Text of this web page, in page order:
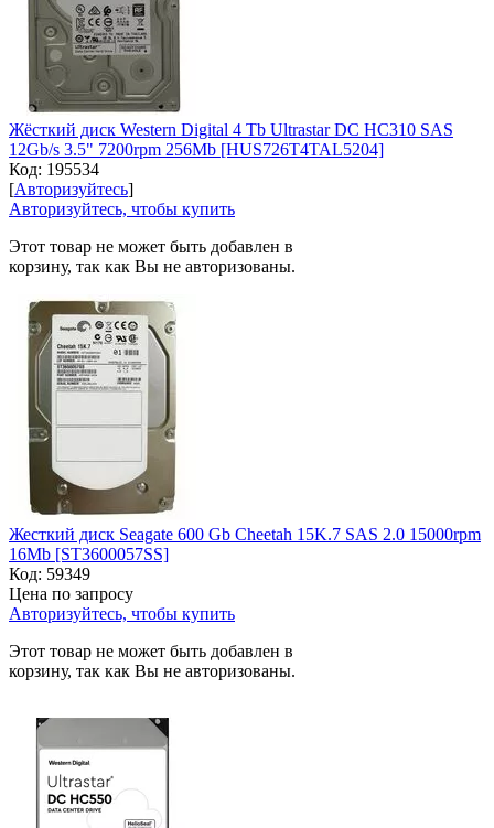
Жёсткий диск Western Digital 4 Tb Ultrastar DC HC310 SAS
12Gb/s 3.5" 7200rpm 256Mb [HUS726T4TAL5204]
Код: 195534
[Авторизуйтесь]
Авторизуйтесь, чтобы купить
Этот товар не может быть добавлен в
корзину, так как Вы не авторизованы.
Жесткий диск Seagate 600 Gb Cheetah 15K.7 SAS 2.0 15000rpm
16Mb [ST3600057SS]
Код: 59349
Цена по запросу
Авторизуйтесь, чтобы купить
Этот товар не может быть добавлен в
корзину, так как Вы не авторизованы.